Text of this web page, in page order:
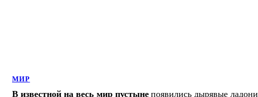
МИР
В известной на весь мир пустыне появились дырявые ладони